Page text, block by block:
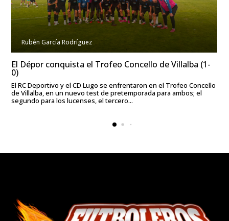
Rubén García Rodríguez
El Dépor conquista el Trofeo Concello de Villalba (1-
0)
El RC Deportivo y el CD Lugo se enfrentaron en el Trofeo Concello
de Villalba, en un nuevo test de pretemporada para ambos; el
segundo para los lucenses, el tercero...